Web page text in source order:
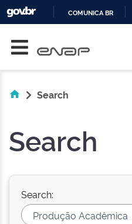
COMUNICA BR
Search
Search
Search: